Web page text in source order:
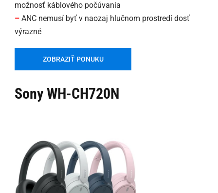
možnosť káblového počúvania
– ANC nemusí byť v naozaj hlučnom prostredí dosť
výrazné
ZOBRAZIŤ PONUKU
Sony WH-CH720N